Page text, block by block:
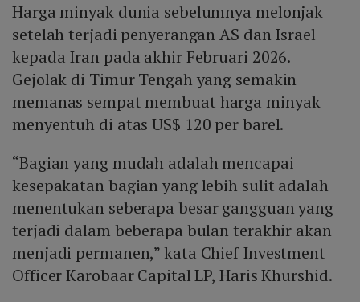
Harga minyak dunia sebelumnya melonjak
setelah terjadi penyerangan AS dan Israel
kepada Iran pada akhir Februari 2026.
Gejolak di Timur Tengah yang semakin
memanas sempat membuat harga minyak
menyentuh di atas US$ 120 per barel.
“Bagian yang mudah adalah mencapai
kesepakatan bagian yang lebih sulit adalah
menentukan seberapa besar gangguan yang
terjadi dalam beberapa bulan terakhir akan
menjadi permanen,” kata Chief Investment
Officer Karobaar Capital LP, Haris Khurshid.